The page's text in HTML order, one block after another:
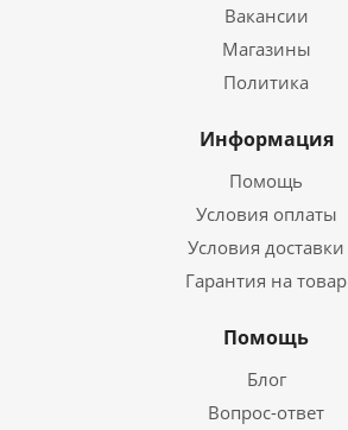
Вакансии
Магазины
Политика
Информация
Помощь
Условия оплаты
Условия доставки
Гарантия на товар
Помощь
Блог
Вопрос-ответ